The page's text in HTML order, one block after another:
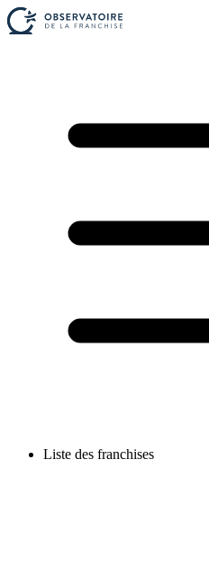
Liste des franchises